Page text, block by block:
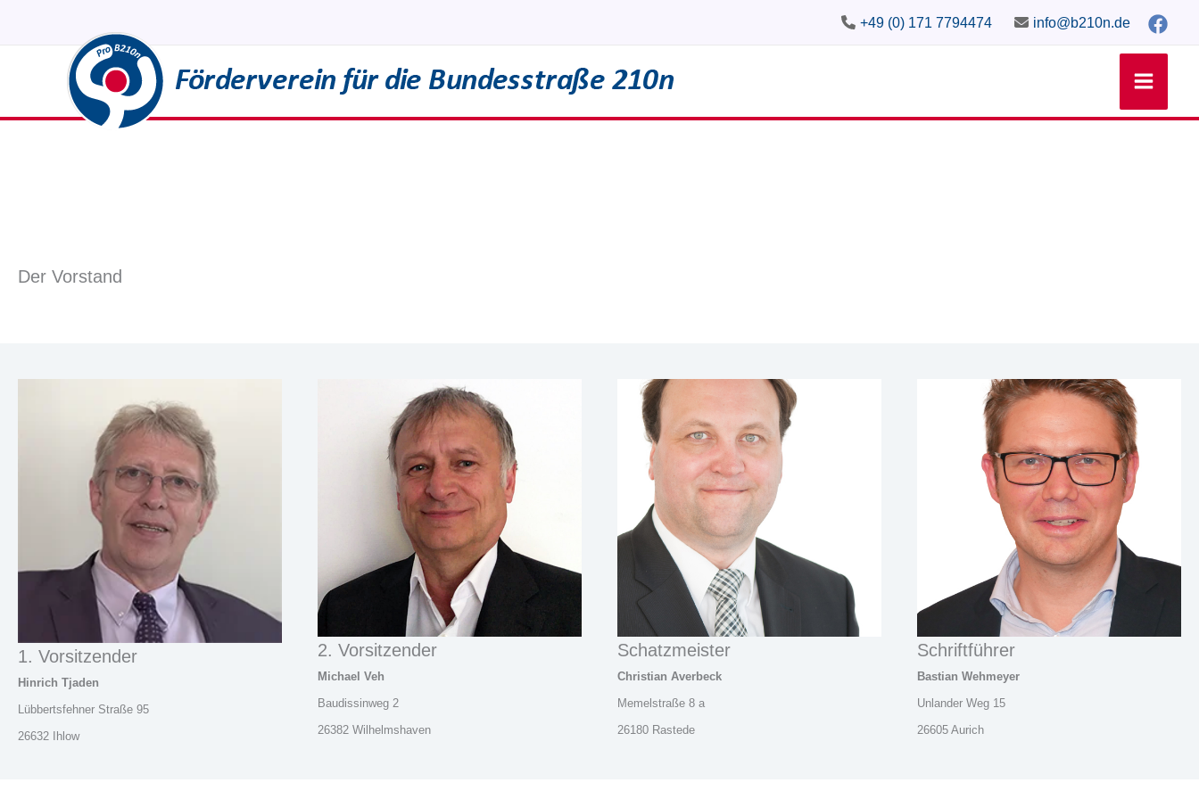
+49 (0) 171 7794474 info@b210n.de
Der Vorstand
1. Vorsitzender
Hinrich Tjaden
Lübbertsfehner Straße 95
26632 Ihlow
2. Vorsitzender
Michael Veh
Baudissinweg 2
26382 Wilhelmshaven
Schatzmeister
Christian Averbeck
Memelstraße 8 a
26180 Rastede
Schriftführer
Bastian Wehmeyer
Unlander Weg 15
26605 Aurich